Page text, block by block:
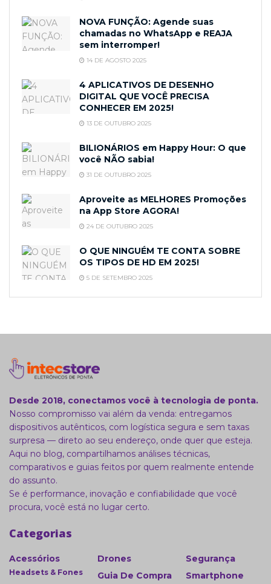
NOVA FUNÇÃO: Agende suas
chamadas no WhatsApp e REAJA
sem interromper!
14 DE AGOSTO 2025
4 APLICATIVOS DE DESENHO
DIGITAL QUE VOCÊ PRECISA
CONHECER EM 2025!
13 DE OUTUBRO 2025
BILIONÁRIOS em Happy Hour: O que
você NÃO sabia!
31 DE OUTUBRO 2025
Aproveite as MELHORES Promoções
na App Store AGORA!
24 DE OUTUBRO 2025
O QUE NINGUÉM TE CONTA SOBRE
OS TIPOS DE HD EM 2025!
5 DE SETEMBRO 2025
Desde 2018, conectamos você à tecnologia de ponta.
Nosso compromisso vai além da venda: entregamos
dispositivos autênticos, com logística segura e sem taxas
surpresa — direto ao seu endereço, onde quer que esteja.
Aqui no blog, compartilhamos análises técnicas,
comparativos e guias feitos por quem realmente entende
do assunto.
Se é performance, inovação e confiabilidade que você
procura, você está no lugar certo.
Categorias
Acessórios
Headsets & Fones
Drones
Guia De Compra
Segurança
Smartphone